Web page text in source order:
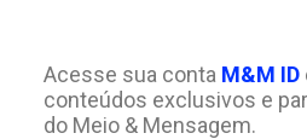
Acesse sua conta M&M ID
conteúdos exclusivos e
do Meio & Mensagem.